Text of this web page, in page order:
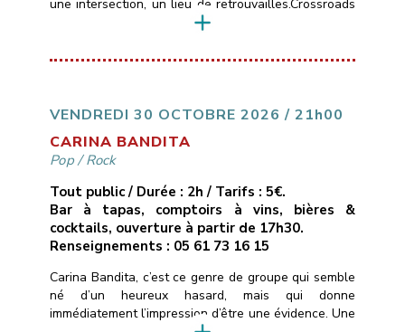
une intersection, un lieu de retrouvailles.Crossroads
c’est aussi un hommage à la chanson de Calvin
d’une ballade blues-country en guitare-voix, à des
jonctions métissées et bruyantes.Crossroads
VENDREDI 30 OCTOBRE 2026 / 21h00
CARINA BANDITA
Pop/Rock
Tout public / Durée : 2h / Tarifs : 5€.
Bar à tapas, comptoirs à vins, bières &
cocktails, ouverture à partir de 17h30.
Renseignements : 05 61 73 16 15
Carina Bandita, c’est ce genre de groupe qui semble
né d’un heureux hasard, mais qui donne
immédiatement l’impression d’être une évidence. Une